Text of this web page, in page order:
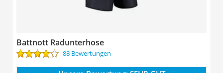
Battnott Radunterhose
88 Bewertungen